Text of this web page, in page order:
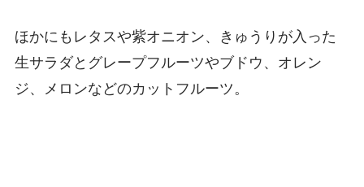
ほかにもレタスや紫オニオン、きゅうりが入った
生サラダとグレープフルーツやブドウ、オレン
ジ、メロンなどのカットフルーツ。